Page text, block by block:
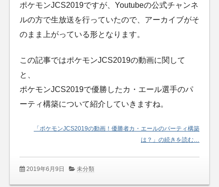
ポケモンJCS2019ですが、Youtubeの公式チャンネ
ルの方で生放送を行っていたので、アーカイブがそ
のまま上がっている形となります。
この記事ではポケモンJCS2019の動画に関して
と、
ポケモンJCS2019で優勝したカ・エール選手のパ
ーティ構築について紹介していきますね。
「ポケモンJCS2019の動画！優勝者カ・エールのパーティ構築
は？」の続きを読む…
2019年6月9日 未分類